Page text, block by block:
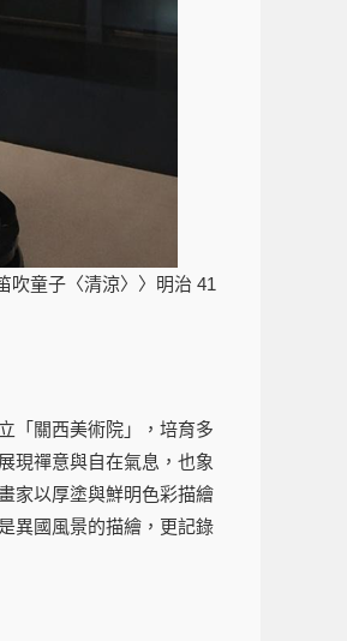
吹童子〈清涼〉〉明治 41
「關西美術院」，培育多
現禪意與自在氣息，也象
家以厚塗與鮮明色彩描繪
異國風景的描繪，更記錄